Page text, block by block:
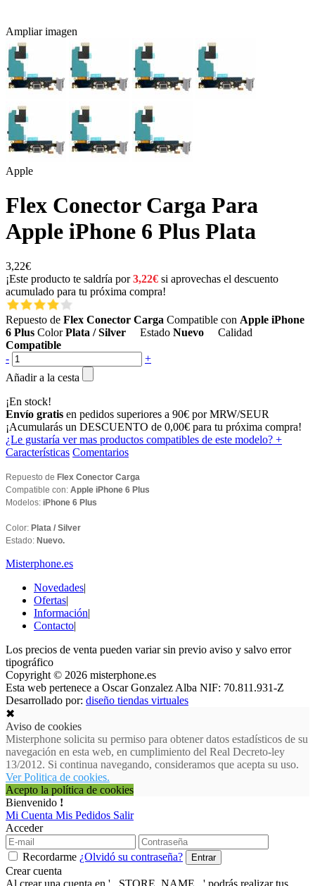
Ampliar imagen
Apple
Flex Conector Carga Para
Apple iPhone 6 Plus Plata
3,22€
¡Este producto te saldría por3,22€ si aprovechas el descuento
acumulado para tu próxima compra!
Repuesto de Flex Conector Carga Compatible con Apple iPhone
6 Plus Color Plata / Silver Estado Nuevo
Calidad
Compatible
-
+
Añadir a la cesta
¡En stock!
Envío gratis en pedidos superiores a 90€ por MRW/SEUR
¡Acumularás un DESCUENTO de 0,00€ para tu próxima compra!
¿Le gustaría ver mas productos compatibles de este modelo? +
Características Comentarios
Repuesto de Flex Conector Carga
Compatible con: Apple iPhone 6 Plus
Modelos: iPhone 6 Plus
Color: Plata / Silver
Estado: Nuevo.
Misterphone.es
Novedades|
Ofertas|
Información|
Contacto|
Los precios de venta pueden variar sin previo aviso y salvo error
tipográfico
Copyright © 2026 misterphone.es
Esta web pertenece a Oscar Gonzalez Alba NIF: 70.811.931-Z
Desarrollado por: diseño tiendas virtuales
✖
Aviso de cookies
Misterphone solicita su permiso para obtener datos estadísticos de su
navegación en esta web, en cumplimiento del Real Decreto-ley
13/2012. Si continua navegando, consideramos que acepta su uso.
Ver Politica de cookies.
Acepto la política de cookies
Bienvenido !
Mi Cuenta Mis Pedidos Salir
Acceder
Recordarme ¿Olvidó su contraseña?
Crear cuenta
Al crear una cuenta en ' . STORE_NAME . ' podrás realizar tus